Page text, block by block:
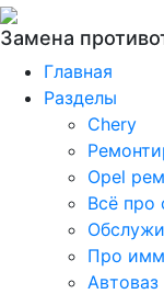
Замена
Главная
Разделы
Chery
Opel
Всё про
Про
Автоваз